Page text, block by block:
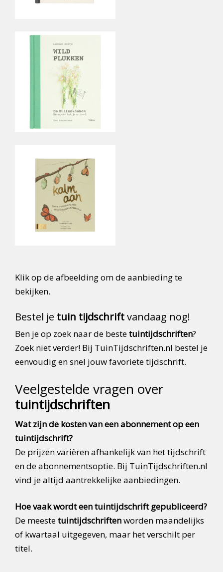
Klik op de afbeelding om de aanbieding te
bekijken.
Bestel je tuin tijdschriftvandaag nog!
Ben je op zoek naar de bestetuintijdschriften?
Zoek niet verder! Bij TuinTijdschriften.nl bestel je
eenvoudig en snel jouw favoriete tijdschrift.
Veelgestelde vragen over
tuintijdschriften
Wat zijn de kosten van een abonnement op een
tuintijdschrift?
De prijzen variëren afhankelijk van het tijdschrift
en de abonnementsoptie. Bij TuinTijdschriften.nl
vind je altijd aantrekkelijke aanbiedingen.
Hoe vaak wordt een tuintijdschrift gepubliceerd?
De meestetuintijdschriftenworden maandelijks
of kwartaal uitgegeven, maar het verschilt per
titel.